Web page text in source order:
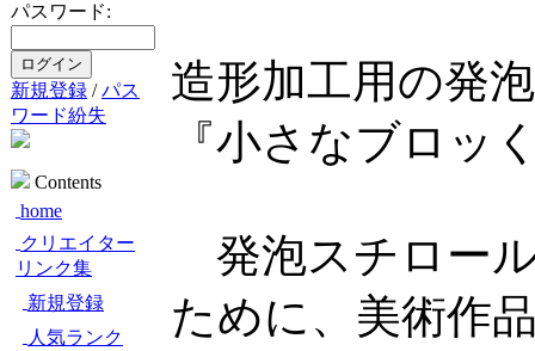
パスワード:
新規登録 /パス
ワード紛失
Contents
home
クリエイター
リンク集
新規登録
人気ランク
造形加工用の発
『小さなブロッ
発泡スチロー
ために、美術作